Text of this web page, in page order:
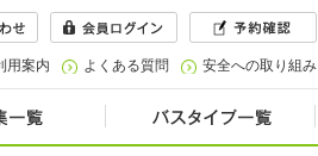
用案内 よくある質問 安全への取り組み